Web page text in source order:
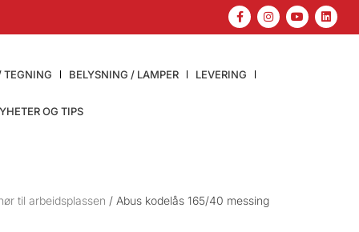
TEGNING BELYSNING / LAMPER LEVERING
OG TIPS
til arbeidsplassen / Abus kodelås 165/40 messing